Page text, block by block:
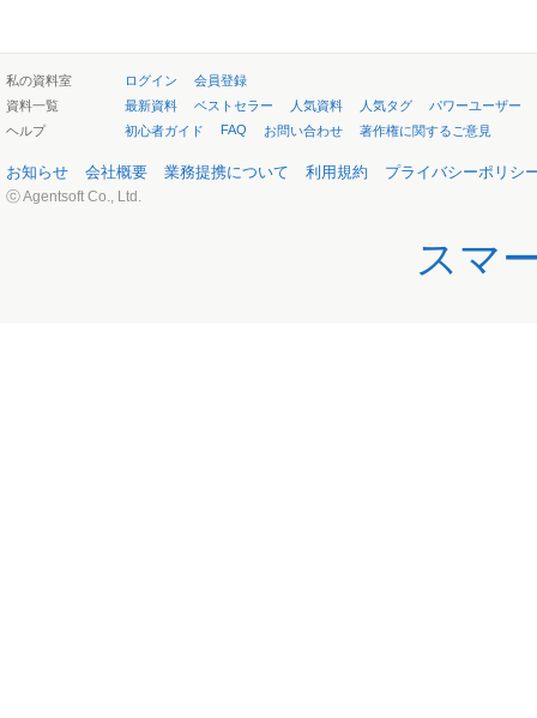
私の資料室 ログイン
会員登録
資料一覧
最新資料 ベストセラー 人気資料 人気タグ
パワーユーザー
ヘルプ
初心者ガイド FAQ お問い合わせ 著作権に関するご意見
お知らせ 会社概要 業務提携について 利用規約 プライバシーポリシ
ⓒ Agentsoft Co., Ltd.
スマ